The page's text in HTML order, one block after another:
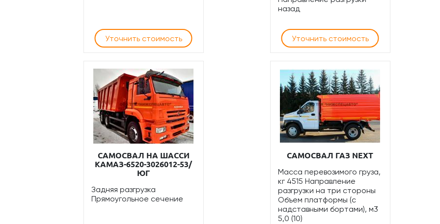
Уточнить стоимость
назад
Уточнить стоимость
САМОСВАЛ НА ШАССИ
КАМАЗ-6520-3026012-53/
ЮГ
Задняя разгрузка
Прямоугольное сечение
САМОСВАЛ ГАЗ NEXT
Масса перевозимого груза,
кг 4515 Направление
разгрузки на три стороны
Объем платформы (с
надставными бортами), м3
5,0 (10)